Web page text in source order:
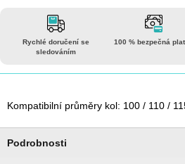
Rychlé doručení se
sledováním
100 % bezpečná
Kompatibilní průměry kol: 100 / 110 /
Podrobnosti